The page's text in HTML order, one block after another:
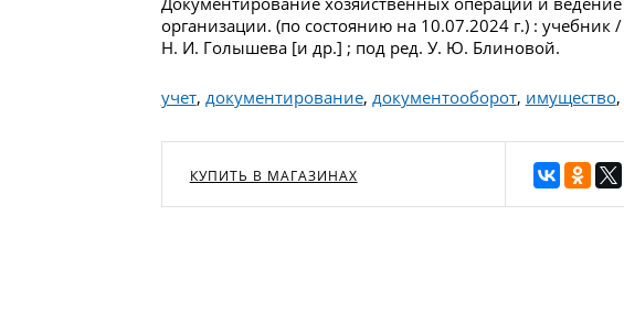
организации. (по состоянию на 10.07.2024 г.) :
Н. И. Голышева [и др.] ; под ред. У. Ю. Блиновой.
учет, документирование, документооборот, имущество,
КУПИТЬ В МАГАЗИНАХ